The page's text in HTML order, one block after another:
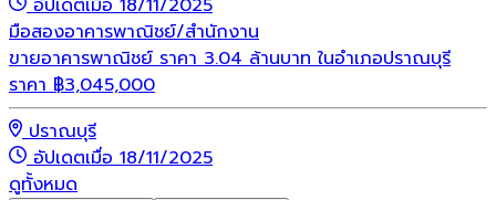
อัปเดตเมื่อ 18/11/2025
มือสองอาคารพาณิชย์/สำนักงาน
ขายอาคารพาณิชย์ ราคา 3.04 ล้านบาท ในอำเภอปราณบุรี
ราคา ฿3,045,000
ปราณบุรี
อัปเดตเมื่อ 18/11/2025
ดูทั้งหมด